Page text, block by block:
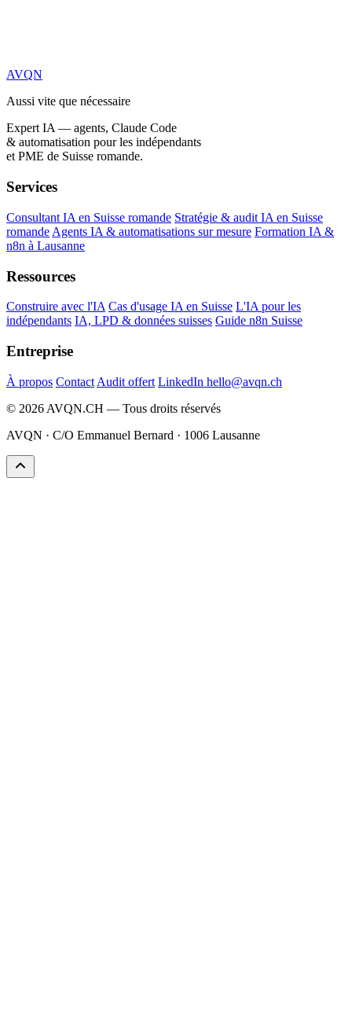
AVQN
Aussi vite que nécessaire
Expert IA — agents, Claude Code
& automatisation pour les indépendants
et PME de Suisse romande.
Services
Consultant IA en Suisse romande Stratégie & audit IA en Suisse
romande Agents IA & automatisations sur mesure Formation IA &
n8n à Lausanne
Ressources
Construire avec l'IA Cas d'usage IA en Suisse L'IA pour les
indépendants IA, LPD & données suisses Guide n8n Suisse
Entreprise
À propos Contact Audit offert LinkedIn hello@avqn.ch
© 2026 AVQN.CH — Tous droits réservés
AVQN · C/O Emmanuel Bernard · 1006 Lausanne